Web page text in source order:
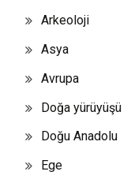
Arkeoloji
Asya
Avrupa
Doğa yürüyüşü
Doğu Anadolu
Ege